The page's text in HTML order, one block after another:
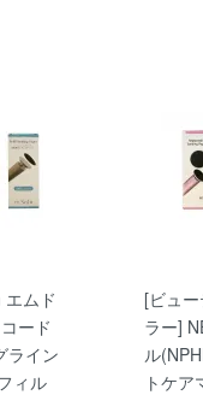
エムド
ード
ライン
ィル
[ビュ
ラー]
ル
トケア